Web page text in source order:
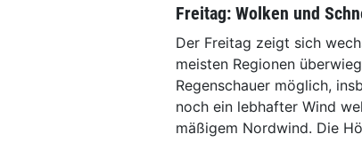
Freitag: Wolken und
Der Freitag zeigt sich
meisten Regionen
Regenschauer möglich,
noch ein lebhafter Wind
mäßigem Nordwind. Die